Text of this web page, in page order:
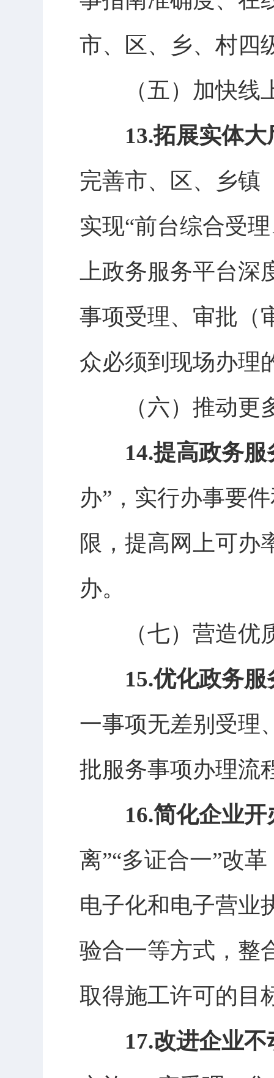
市、区、乡、村四
（五） 加快线
13.拓展实体
完善市、区、乡镇
实现“前台综合受
上政务服务平台
事项受理、审批（
众必须到现场办理
（六） 推动更
14.提高政务
办”，实行办事要
限，提高网上可办
办。
（七） 营造优
15.优化政务
一事项无差别受理
批服务事项办理流
16.简化企业
离”“多证合一”改
电子化和电子营业
验合一等方式，整
取得施工许可的目
17.改进企业